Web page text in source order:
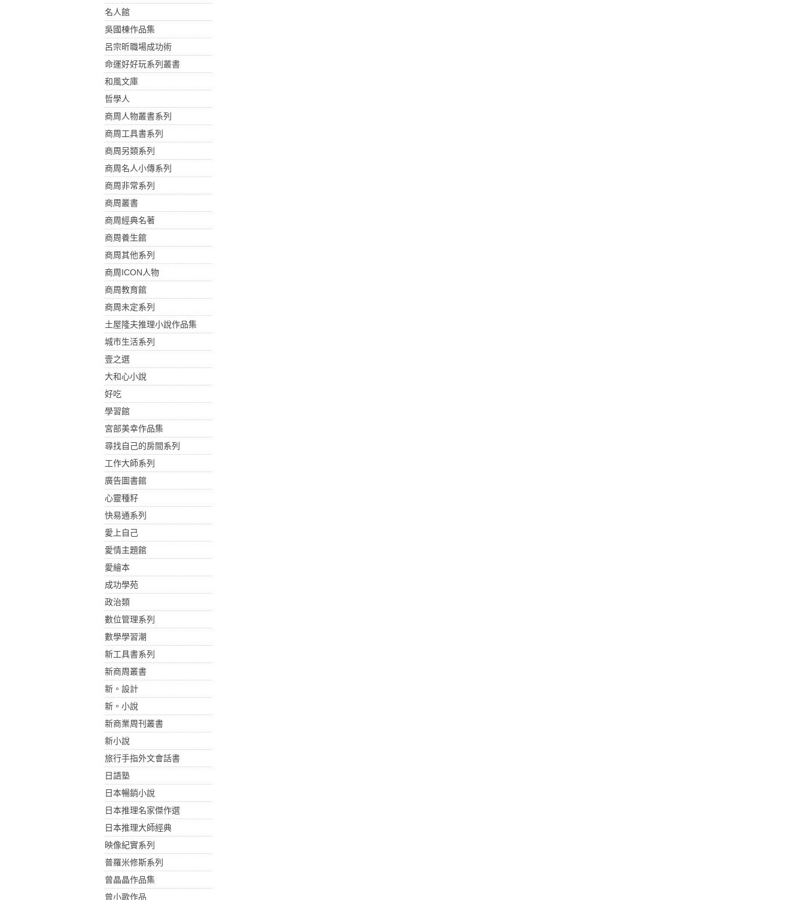
名人館
吳國棟作品集
呂宗昕職場成功術
命運好好玩系列叢書
和風文庫
哲學人
商周人物叢書系列
商周工具書系列
商周另類系列
商周名人小傳系列
商周非常系列
商周叢書
商周經典名著
商周養生館
商周其他系列
商周ICON人物
商周教育館
商周未定系列
土屋隆夫推理小說作品集
城市生活系列
壹之選
大和心小說
好吃
學習館
宮部美幸作品集
尋找自己的房間系列
工作大師系列
廣告圖書館
心靈種籽
快易通系列
愛上自己
愛情主題館
愛繪本
成功學苑
政治類
數位管理系列
數學學習潮
新工具書系列
新商周叢書
新。設計
新。小說
新商業周刊叢書
新小說
旅行手指外文會話書
日語塾
日本暢銷小說
日本推理名家傑作選
日本推理大師經典
映像紀實系列
普羅米修斯系列
曾晶晶作品集
曾小歌作品